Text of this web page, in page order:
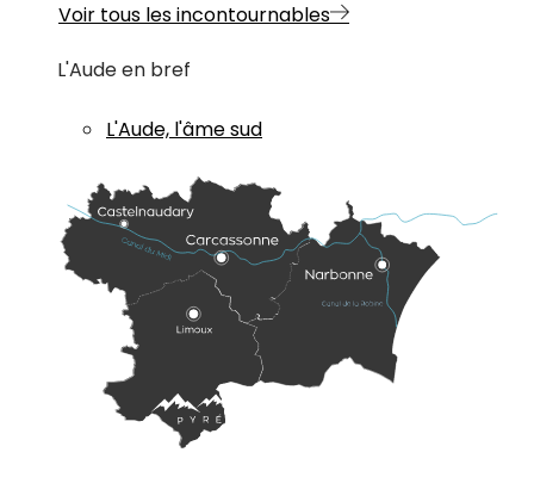
Voir tous les incontournables
L'Aude en bref
L'Aude, l'âme sud